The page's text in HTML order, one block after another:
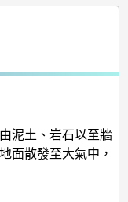
泥土、岩石以至牆
面散發至大氣中，